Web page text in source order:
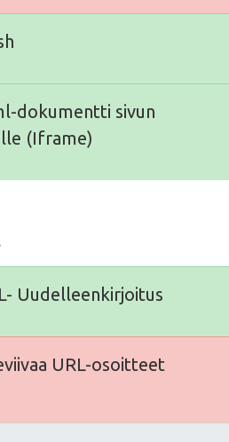
dokumentti sivun
(Iframe)
Uudelleenkirjoitus
URL-osoitteet